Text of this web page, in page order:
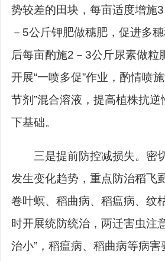
势较差的田块，每亩适度增施
－5公斤钾肥做穗肥，促进多
后每亩酌施2－3公斤尿素做粒
开展“一喷多促”作业，酌情喷
节剂”混合溶液，提高植株抗
下基础。
三是提前防控减损失。密
发生变化趋势，重点防治稻飞
卷叶螟、稻曲病、稻瘟病、纹
时开展统防统治，两迁害虫注
治小”，稻瘟病、稻曲病等病